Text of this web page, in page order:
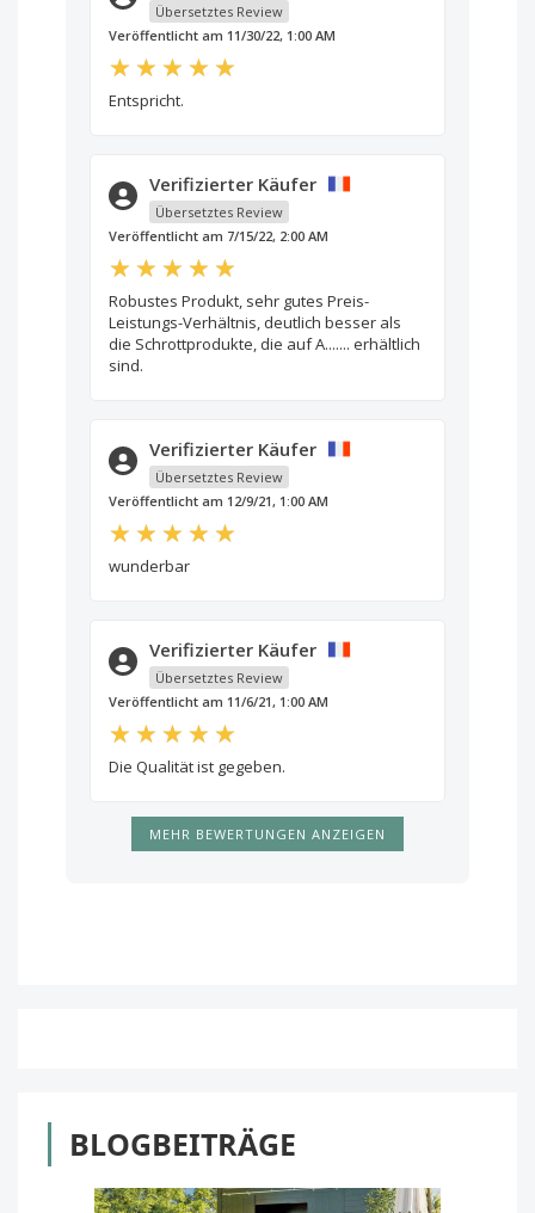
Übersetztes Review
Veröffentlicht am 11/30/22, 1:00 AM
Entspricht.
Verifizierter Käufer
Übersetztes Review
Veröffentlicht am 7/15/22, 2:00 AM
Robustes Produkt, sehr gutes Preis-
Leistungs-Verhältnis, deutlich besser als
die Schrottprodukte, die auf A....... erhältlich
sind.
Verifizierter Käufer
Übersetztes Review
Veröffentlicht am 12/9/21, 1:00 AM
wunderbar
Verifizierter Käufer
Übersetztes Review
Veröffentlicht am 11/6/21, 1:00 AM
Die Qualität ist gegeben.
MEHR BEWERTUNGEN ANZEIGEN
BLOGBEITRÄGE